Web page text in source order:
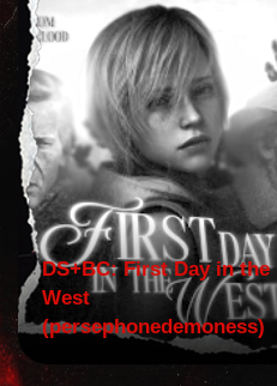
DS+BC: First Day in the
West
(persephonedemoness)